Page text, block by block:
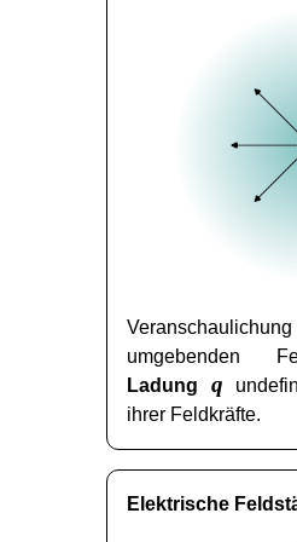
umgebenden
Ladung q
ihrer Feldkräfte.
Elektrische